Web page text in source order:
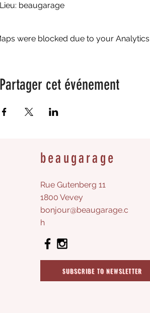
Lieu: beaugarage
were blocked due to your
Partager cet événement
beaugarage
Rue Gutenberg 11
1800 Vevey
bonjour@beaugarage.c
h
SUBSCRIBE TO NEWSLETTER